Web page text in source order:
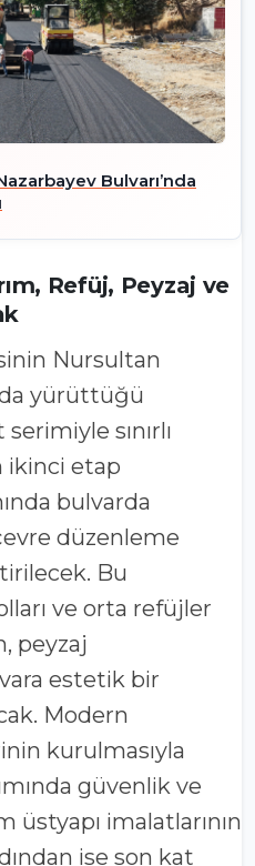
Bulvarı’nda
Refüj, Peyzaj ve
Nursultan
yürüttüğü
sınırlı
ikinci etap
bulvarda
düzenleme
Bu
ve orta refüjler
peyzaj
estetik bir
Modern
kurulmasıyla
güvenlik ve
üstyapı imalatlarının
ise son kat